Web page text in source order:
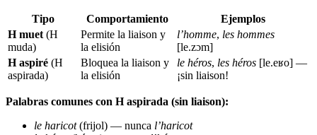
Tipo Comportamiento
Ejemplos
H muet(H
muda)
Permite la liaison y
la elisión
l’homme, les hommes
[le.zɔm]
H aspiré (H
aspirada)
Bloquea la liaison y
la elisión
le héros, les héros [le.eʁo] —
¡sin liaison!
Palabras comunes con H aspirada (sin liaison):
le haricot(frijol) — nunca l’haricot